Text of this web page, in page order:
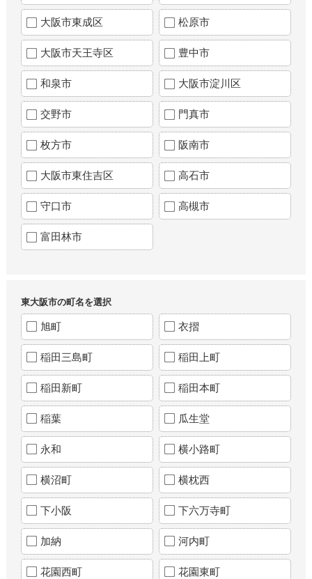
大阪市東成区 松原市
大阪市天王寺区 豊中市
和泉市 大阪市淀川区
交野市 門真市
枚方市 阪南市
大阪市東住吉区 高石市
守口市 高槻市
富田林市
東大阪市の町名を選択
旭町 衣摺
稲田三島町 稲田上町
稲田新町 稲田本町
稲葉 瓜生堂
永和 横小路町
横沼町 横枕西
下小阪 下六万寺町
加納 河内町
花園西町 花園東町